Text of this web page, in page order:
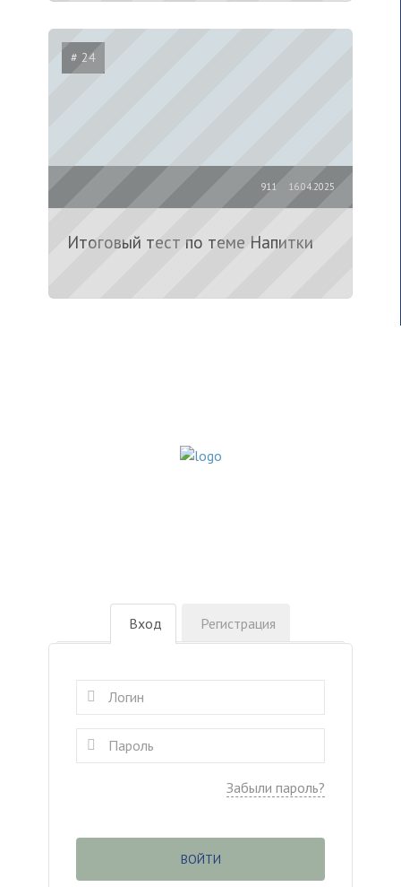
# 24
16.04.2025
911
Итоговый тест по теме Напитки
Вход Регистрация
Забыли пароль?
ВОЙТИ